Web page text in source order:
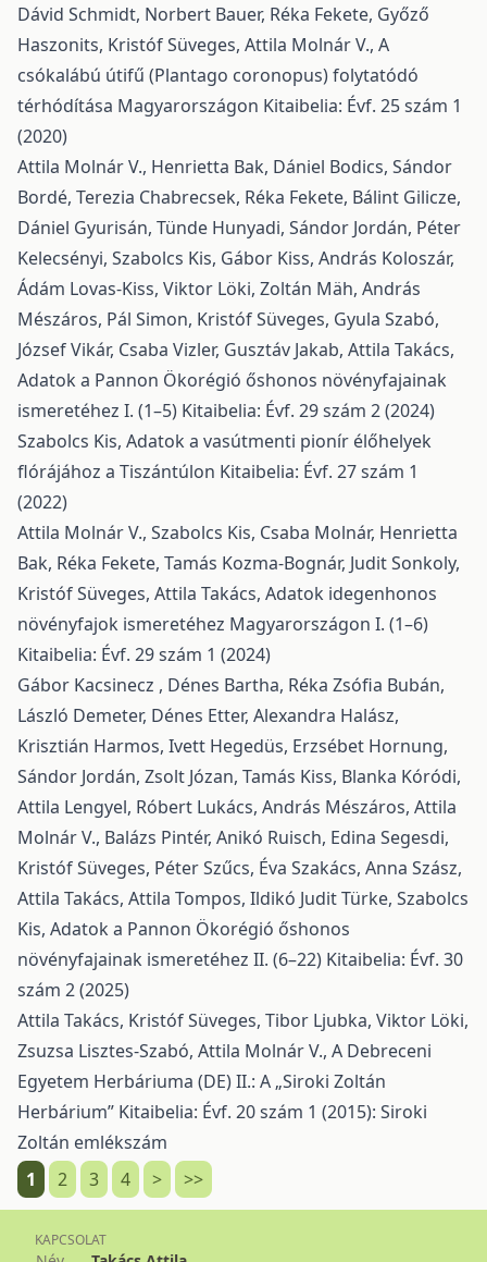
Dávid Schmidt, Norbert Bauer, Réka Fekete, Győző
Haszonits, Kristóf Süveges, Attila Molnár V., A
csókalábú útifű (Plantago coronopus) folytatódó
térhódítása Magyarországon Kitaibelia: Évf. 25 szám 1
(2020)
Attila Molnár V., Henrietta Bak, Dániel Bodics, Sándor
Bordé, Terezia Chabrecsek, Réka Fekete, Bálint Gilicze,
Dániel Gyurisán, Tünde Hunyadi, Sándor Jordán, Péter
Kelecsényi, Szabolcs Kis, Gábor Kiss, András Koloszár,
Ádám Lovas-Kiss, Viktor Löki, Zoltán Mäh, András
Mészáros, Pál Simon, Kristóf Süveges, Gyula Szabó,
József Vikár, Csaba Vizler, Gusztáv Jakab, Attila Takács,
Adatok a Pannon Ökorégió őshonos növényfajainak
ismeretéhez I. (1–5) Kitaibelia: Évf. 29 szám 2 (2024)
Szabolcs Kis, Adatok a vasútmenti pionír élőhelyek
flórájához a Tiszántúlon Kitaibelia: Évf. 27 szám 1
(2022)
Attila Molnár V., Szabolcs Kis, Csaba Molnár, Henrietta
Bak, Réka Fekete, Tamás Kozma-Bognár, Judit Sonkoly,
Kristóf Süveges, Attila Takács, Adatok idegenhonos
növényfajok ismeretéhez Magyarországon I. (1–6)
Kitaibelia: Évf. 29 szám 1 (2024)
Gábor Kacsinecz , Dénes Bartha, Réka Zsófia Bubán,
László Demeter, Dénes Etter, Alexandra Halász,
Krisztián Harmos, Ivett Hegedüs, Erzsébet Hornung,
Sándor Jordán, Zsolt Józan, Tamás Kiss, Blanka Kóródi,
Attila Lengyel, Róbert Lukács, András Mészáros, Attila
Molnár V., Balázs Pintér, Anikó Ruisch, Edina Segesdi,
Kristóf Süveges, Péter Szűcs, Éva Szakács, Anna Szász,
Attila Takács, Attila Tompos, Ildikó Judit Türke, Szabolcs
Kis, Adatok a Pannon Ökorégió őshonos
növényfajainak ismeretéhez II. (6–22) Kitaibelia: Évf. 30
szám 2 (2025)
Attila Takács, Kristóf Süveges, Tibor Ljubka, Viktor Löki,
Zsuzsa Lisztes-Szabó, Attila Molnár V., A Debreceni
Egyetem Herbáriuma (DE) II.: A „Siroki Zoltán
Herbárium” Kitaibelia: Évf. 20 szám 1 (2015): Siroki
Zoltán emlékszám
1
2 3 4 > >>
KAPCSOLAT